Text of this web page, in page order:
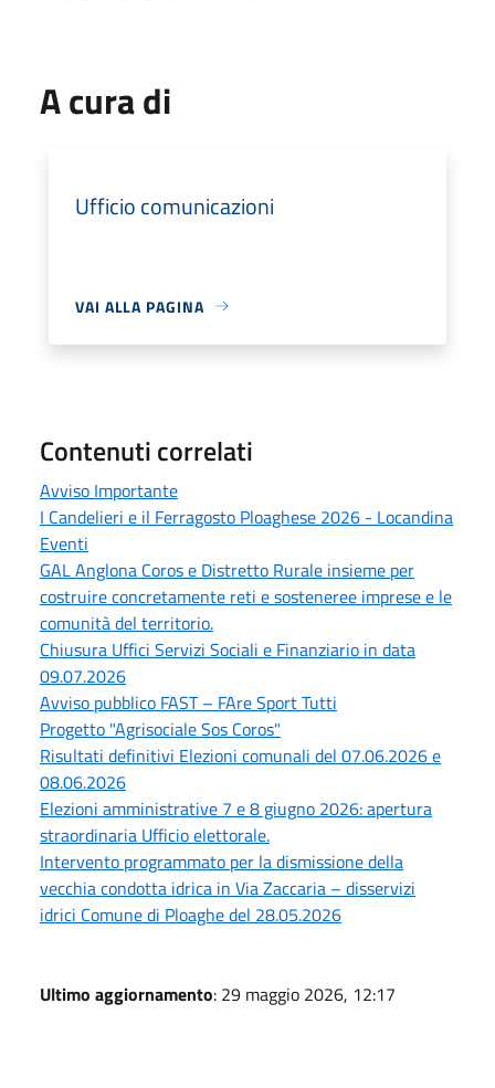
A cura di
Ufficio comunicazioni
VAI ALLA PAGINA
Contenuti correlati
Avviso Importante
I Candelieri e il Ferragosto Ploaghese 2026 - Locandina
Eventi
GAL Anglona Coros e Distretto Rurale insieme per
costruire concretamente reti e sosteneree imprese e le
comunità del territorio.
Chiusura Uffici Servizi Sociali e Finanziario in data
09.07.2026
Avviso pubblico FAST – FAre Sport Tutti
Progetto "Agrisociale Sos Coros"
Risultati definitivi Elezioni comunali del 07.06.2026 e
08.06.2026
Elezioni amministrative 7 e 8 giugno 2026: apertura
straordinaria Ufficio elettorale.
Intervento programmato per la dismissione della
vecchia condotta idrica in Via Zaccaria – disservizi
idrici Comune di Ploaghe del 28.05.2026
Ultimo aggiornamento: 29 maggio 2026, 12:17